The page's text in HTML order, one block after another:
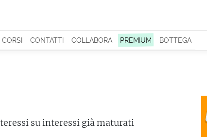
CORSI CONTATTI COLLABORA PREMIUM BOTTEGA
su interessi già maturati